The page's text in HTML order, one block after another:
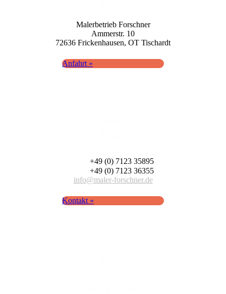
Maler­betrieb Forschner
Ammerstr. 10
72636 Fricken­hausen, OT Tisch­ardt
Anfahrt »
+49 (0) 7123 35895
+49 (0) 7123 36355
info@maler-forschner.de
Kontakt »